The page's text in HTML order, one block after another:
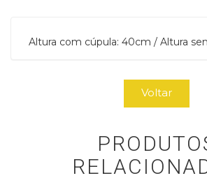
Altura com cúpula: 40cm / Altura
Voltar